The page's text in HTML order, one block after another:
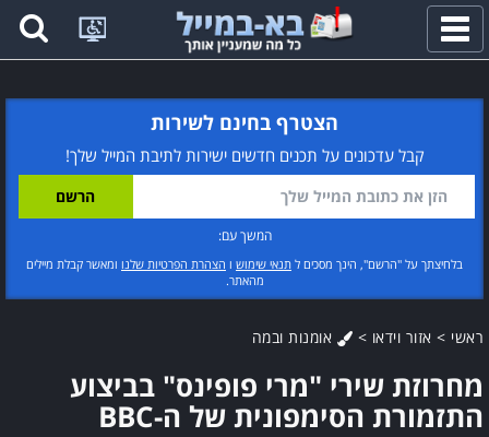
פתח
תפריט
הצטרף בחינם לשירות
קבל עדכונים על תכנים חדשים ישירות לתיבת המייל שלך!
המשך עם:
בלחיצתך על "הרשם", הינך מסכים ל תנאי שימוש ו הצהרת הפרטיות שלנו ומאשר קבלת מיילים
מהאתר.
ראשי > אזור וידאו > אומנות ובמה
מחרוזת שירי "מרי פופינס" בביצוע
התזמורת הסימפונית של ה-BBC